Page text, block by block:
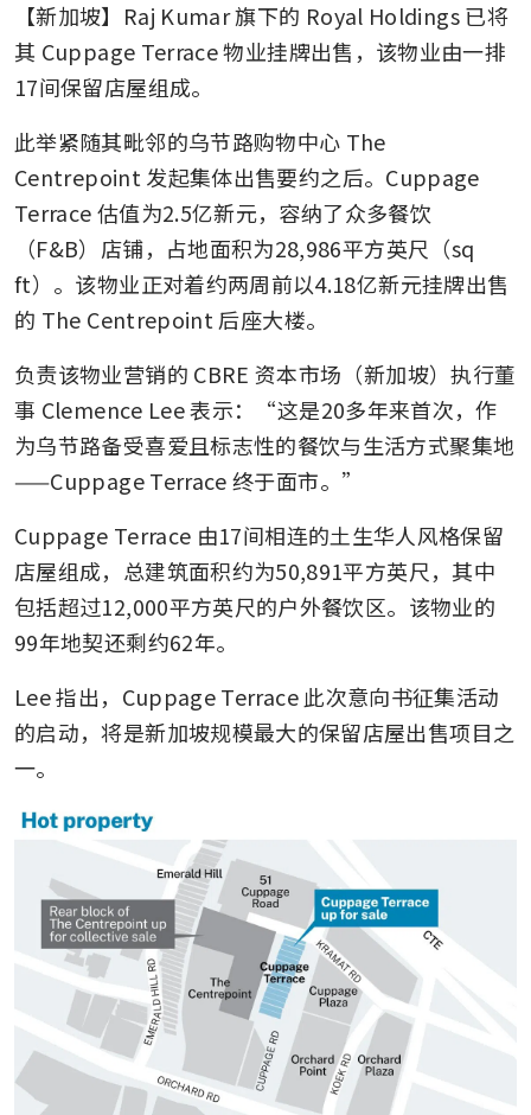
【新加坡】Raj Kumar 旗下的 Royal Holdings 已将
其 Cuppage Terrace 物业挂牌出售，该物业由一排
17间保留店屋组成。
此举紧随其毗邻的乌节路购物中心 The
Centrepoint 发起集体出售要约之后。Cuppage
Terrace 估值为2.5亿新元，容纳了众多餐饮
（F&B）店铺，占地面积为28,986平方英尺（sq
ft）。该物业正对着约两周前以4.18亿新元挂牌出售
的 The Centrepoint 后座大楼。
负责该物业营销的 CBRE 资本市场（新加坡）执行董
事 Clemence Lee 表示：“这是20多年来首次，作
为乌节路备受喜爱且标志性的餐饮与生活方式聚集地
——Cuppage Terrace 终于面市。”
Cuppage Terrace 由17间相连的土生华人风格保留
店屋组成，总建筑面积约为50,891平方英尺，其中
包括超过12,000平方英尺的户外餐饮区。该物业的
99年地契还剩约62年。
Lee 指出，Cuppage Terrace 此次意向书征集活动
的启动，将是新加坡规模最大的保留店屋出售项目之
一。